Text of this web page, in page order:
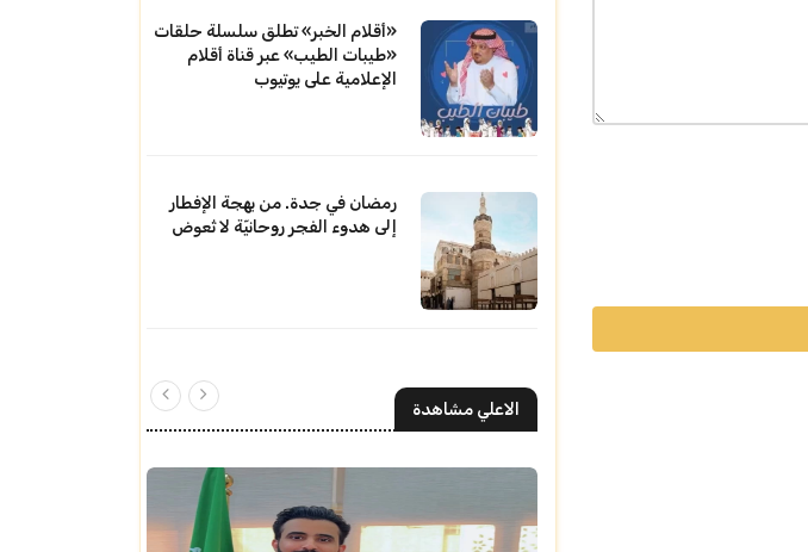
«أقلام الخبر» تطلق سلسلة حلقات
«طيبات الطيب» عبر قناة أقلام
الإعلامية على يوتيوب
رمضان في جدة. من بهجة الإفطار
إلى هدوء الفجر روحانيّة لا تُعوض
الاعلي مشاهدة